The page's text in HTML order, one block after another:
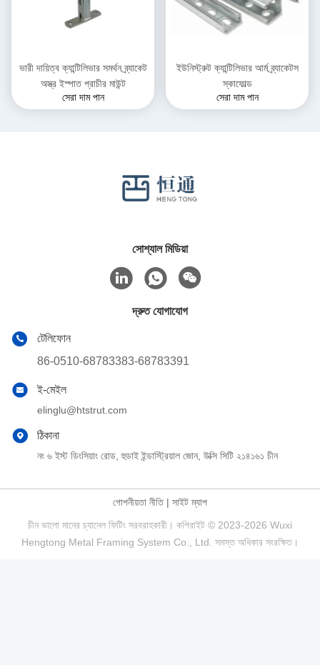
ভারী দায়িত্ব ক্যান্টিলিভার সমর্থন ব্র্যাকেট
অস্ত্র ইস্পাত প্রাচীর মাউন্ট
সেরা দাম পান
ইউনিস্ট্রুট ক্যান্টিলিভার আর্ম ব্র্যাকেটস
স্কাফোল্ড
সেরা দাম পান
সোশ্যাল মিডিয়া
দ্রুত যোগাযোগ
টেলিফোন
86-0510-68783383-68783391
ই-মেইল
elinglu@htstrut.com
ঠিকানা
নং ৬ ইস্ট ডিংসিয়াং রোড, হুডাই ইন্ডাস্ট্রিয়াল জোন, উক্সি সিটি ২১৪১৬১ চীন
গোপনীয়তা নীতি| সাইট ম্যাপ
চীন ভালো মানের চ্যানেল ফিটিং সরবরাহকারী। কপিরাইট © 2023-2026 Wuxi
Hengtong Metal Framing System Co., Ltd. সমস্ত অধিকার সংরক্ষিত।